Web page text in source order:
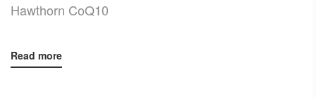
Hawthorn CoQ10
Read more